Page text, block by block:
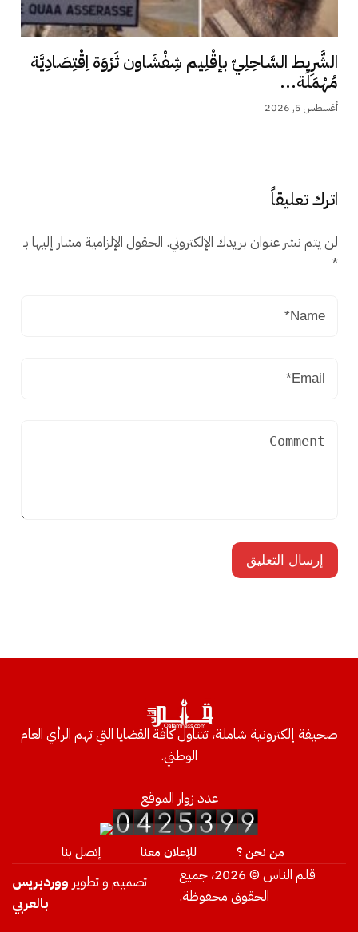
الشَّرِيط السَّاحِلِيّ بإقْلِيم شِفْشَاون ثَرْوَة اِقْتِصَادِيَّة
مُهْمَلَة...
أغسطس 5, 2026
اترك تعليقاً
لن يتم نشر عنوان بريدك الإلكتروني. الحقول الإلزامية مشار إليها بـ
*
صحيفة إلكترونية شاملة، تتناول كافة القضايا التي تهم الرأي العام
الوطني.
عدد زوار الموقع
من نحن ؟ للإعلان معنا إتصل بنا
قلم الناس © 2026، جميع
الحقوق محفوظة.
تصميم و تطوير ووردبريس
بالعربي